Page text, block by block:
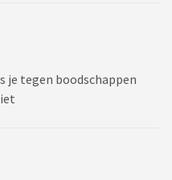
je tegen boodschappen